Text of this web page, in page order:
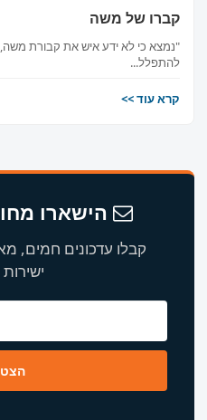
קברו של משה
"נמצא כי לא ידע איש את קבורת משה,
להתפלל...
קרא עוד >>
הישארו
קבלו עדכונים חמים,